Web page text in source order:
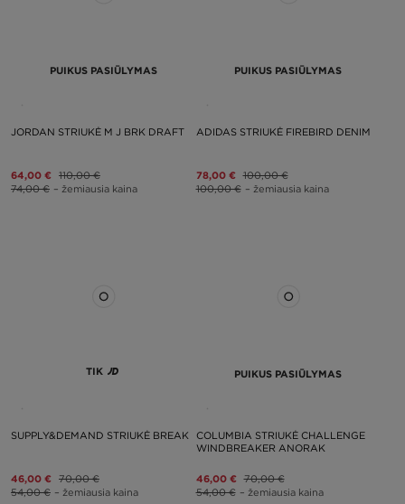
PUIKUS PASIŪLYMAS
JORDAN STRIUKĖ M J BRK DRAFT
64,00 € 110,00 €
74,00 € – žemiausia kaina
PUIKUS PASIŪLYMAS
ADIDAS STRIUKĖ FIREBIRD DENIM
78,00 € 100,00 €
100,00 € – žemiausia kaina
TIK
SUPPLY&DEMAND STRIUKĖ BREAK
46,00 € 70,00 €
54,00 € – žemiausia kaina
PUIKUS PASIŪLYMAS
COLUMBIA STRIUKĖ CHALLENGE
WINDBREAKER ANORAK
46,00 € 70,00 €
54,00 € – žemiausia kaina